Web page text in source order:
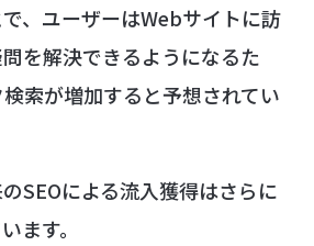
、ユーザーはWebサイトに訪
を解決できるようになるた
索が増加すると予想されてい
SEOによる流入獲得はさらに
ます。